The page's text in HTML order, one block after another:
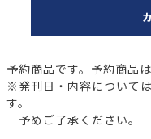
予約商品です。予約商品
※発刊日・内容について
す。
予めご了承ください。